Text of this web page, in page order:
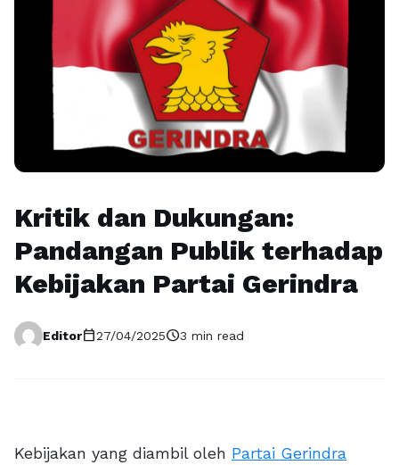
Kritik dan Dukungan:
Pandangan Publik terhadap
Kebijakan Partai Gerindra
Editorcalendar_today27/04/2025schedule3 min read
Kebijakan yang diambil oleh Partai Gerindra